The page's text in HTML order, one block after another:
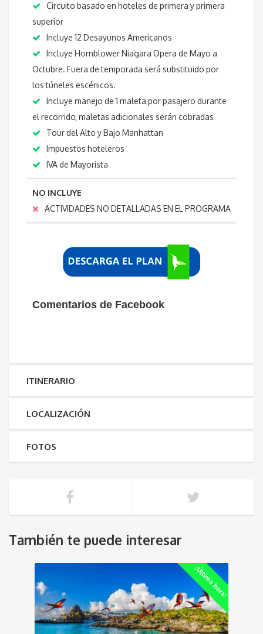
Circuito basado en hoteles de primera y primera
superior
Incluye 12 Desayunos Americanos
Incluye Hornblower Niagara Opera de Mayo a
Octubre. Fuera de temporada será substituido por
los túneles escénicos.
Incluye manejo de 1 maleta por pasajero durante
el recorrido, maletas adicionales serán cobradas
Tour del Alto y Bajo Manhattan
Impuestos hoteleros
IVA de Mayorista
NO INCLUYE
ACTIVIDADES NO DETALLADAS EN EL PROGRAMA
Comentarios de Facebook
ITINERARIO
LOCALIZACIÓN
FOTOS
También te puede interesar
¡Última hora!